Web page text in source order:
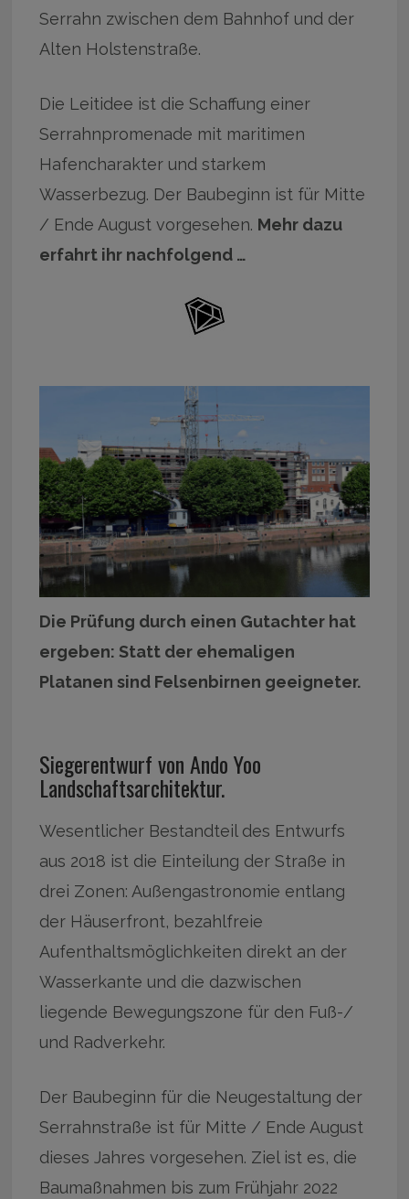
Serrahn zwischen dem Bahnhof und der
Alten Holstenstraße.
Die Leitidee ist die Schaffung einer
Serrahnpromenade mit maritimen
Hafencharakter und starkem
Wasserbezug. Der Baubeginn ist für Mitte
/ Ende August vorgesehen. Mehr dazu
erfahrt ihr nachfolgend …
Die Prüfung durch einen Gutachter hat
ergeben: Statt der ehemaligen
Platanen sind Felsenbirnen geeigneter.
Siegerentwurf von Ando Yoo
Landschaftsarchitektur.
Wesentlicher Bestandteil des Entwurfs
aus 2018 ist die Einteilung der Straße in
drei Zonen: Außengastronomie entlang
der Häuserfront, bezahlfreie
Aufenthaltsmöglichkeiten direkt an der
Wasserkante und die dazwischen
liegende Bewegungszone für den Fuß-/
und Radverkehr.
Der Baubeginn für die Neugestaltung der
Serrahnstraße ist für Mitte / Ende August
dieses Jahres vorgesehen. Ziel ist es, die
Baumaßnahmen bis zum Frühjahr 2022